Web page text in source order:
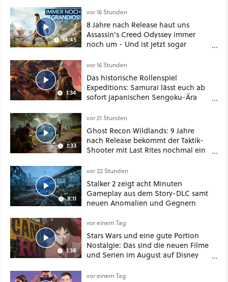
14:45
vor 16 Stunden
8 Jahre nach Release haut uns
Assassin's Creed Odyssey immer
noch um - Und ist jetzt sogar
1:34
vor 16 Stunden
Das historische Rollenspiel
Expeditions: Samurai lässt euch ab
sofort japanischen Sengoku-Ära
oder Diplomatie
1:33
vor 21 Stunden
Ghost Recon Wildlands: 9 Jahre
nach Release bekommt der Taktik-
Shooter mit Last Rites nochmal ein
8:11
vor 22 Stunden
Stalker 2 zeigt acht Minuten
Gameplay aus dem Story-DLC samt
neuen Anomalien und Gegnern
1:38
vor einem Tag
Stars Wars und eine gute Portion
Nostalgie: Das sind die neuen Filme
und Serien im August auf Disney
vor einem Tag